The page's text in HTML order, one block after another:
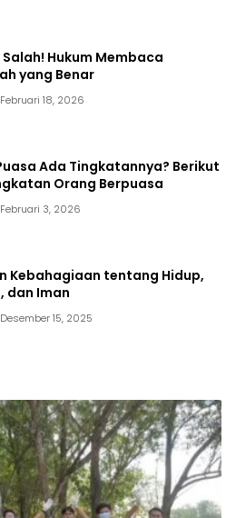
Hukum Membaca
yang Benar
Februari 18, 2026
Ada Tingkatannya? Berikut
Orang Berpuasa
Februari 3, 2026
Kebahagiaan tentang Hidup,
dan Iman
Desember 15, 2025